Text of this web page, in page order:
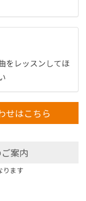
をレッスンしてほ
せはこちら
案内
ります